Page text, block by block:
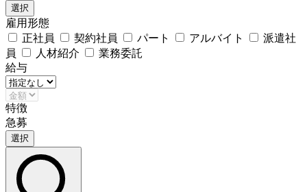
選択
雇用形態
正社員
契約社員 パート アルバイト
派遣社
員
人材紹介
業務委託
給与
特徴
急募
選択